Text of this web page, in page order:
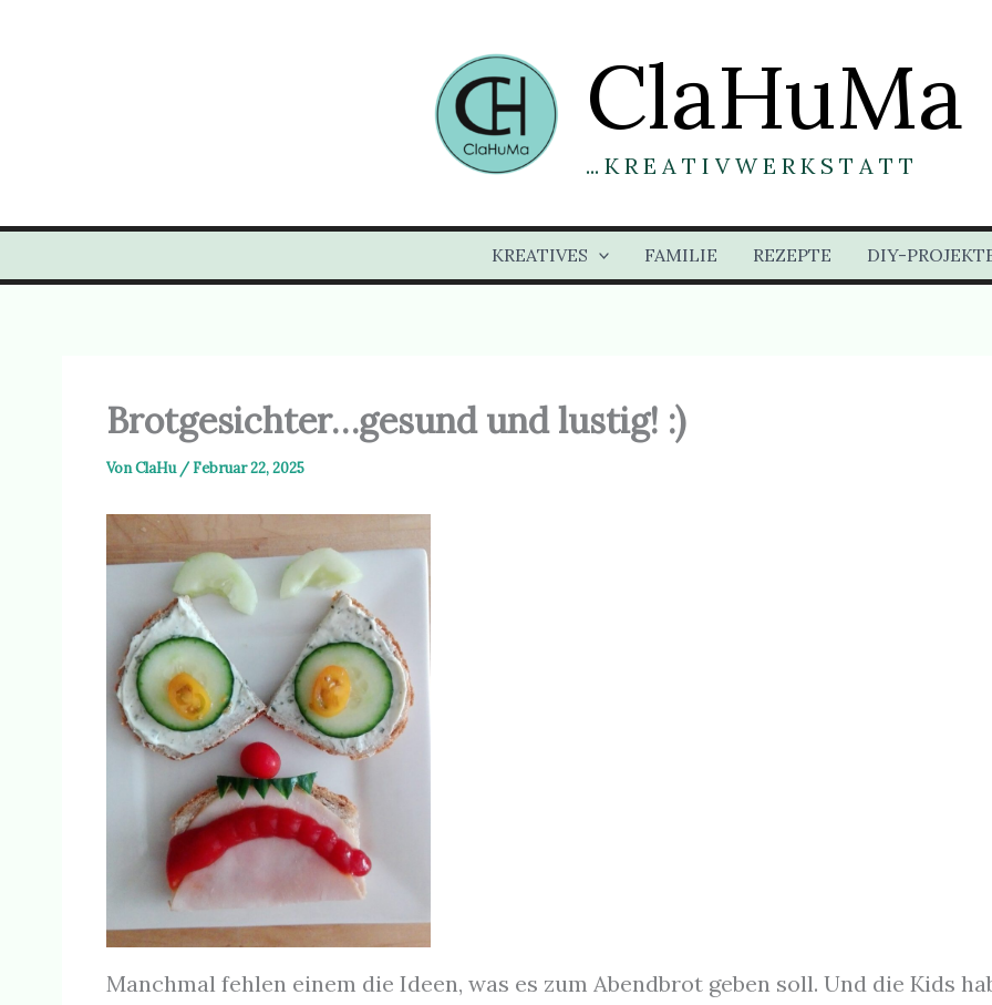
ClaHuMa
... K R E A T I V W E R K S T A T T
KREATIVES FAMILIE REZEPTE DIY-
Brotgesichter…gesund und lustig! :)
VonClaHu /Februar 22, 2025
Manchmal fehlen einem die Ideen, was es zum Abendbrot geben soll. Und die Kids